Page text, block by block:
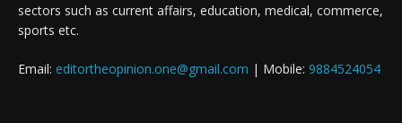
sectors such as current affairs, education, medical, commerce,
sports etc.
Email: editortheopinion.one@gmail.com | Mobile: 9884524054